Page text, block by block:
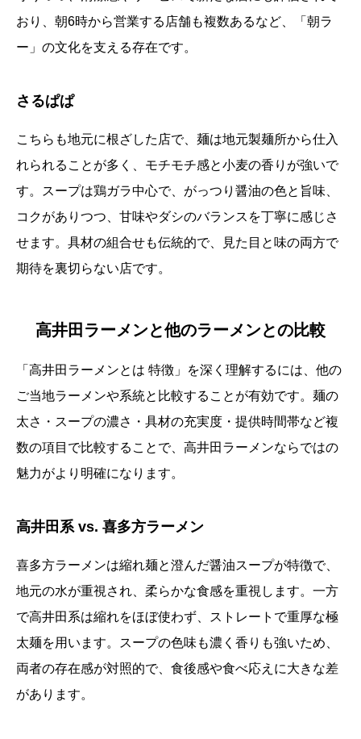
おり、朝6時から営業する店舗も複数あるなど、「朝ラ
ー」の文化を支える存在です。
さるぱぱ
こちらも地元に根ざした店で、麺は地元製麺所から仕入
れられることが多く、モチモチ感と小麦の香りが強いで
す。スープは鶏ガラ中心で、がっつり醤油の色と旨味、
コクがありつつ、甘味やダシのバランスを丁寧に感じさ
せます。具材の組合せも伝統的で、見た目と味の両方で
期待を裏切らない店です。
高井田ラーメンと他のラーメンとの比較
「高井田ラーメンとは 特徴」を深く理解するには、他の
ご当地ラーメンや系統と比較することが有効です。麺の
太さ・スープの濃さ・具材の充実度・提供時間帯など複
数の項目で比較することで、高井田ラーメンならではの
魅力がより明確になります。
高井田系 vs. 喜多方ラーメン
喜多方ラーメンは縮れ麺と澄んだ醤油スープが特徴で、
地元の水が重視され、柔らかな食感を重視します。一方
で高井田系は縮れをほぼ使わず、ストレートで重厚な極
太麺を用います。スープの色味も濃く香りも強いため、
両者の存在感が対照的で、食後感や食べ応えに大きな差
があります。